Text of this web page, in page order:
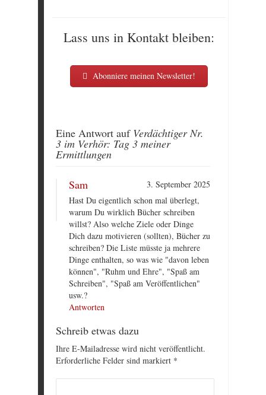
Lass uns in Kontakt bleiben:
Abonniere meinen Newsletter!
Eine Antwort auf Verdächtiger Nr.
3 im Verhör: Tag 3 meiner
Ermittlungen
Sam
3. September 2025
Hast Du eigentlich schon mal überlegt,
warum Du wirklich Bücher schreiben
willst? Also welche Ziele oder Dinge
Dich dazu motivieren (sollten), Bücher zu
schreiben? Die Liste müsste ja mehrere
Dinge enthalten, so was wie "davon leben
können", "Ruhm und Ehre", "Spaß am
Schreiben", "Spaß am Veröffentlichen"
usw.?
Antworten
Schreib etwas dazu
Ihre E-Mailadresse wird nicht veröffentlicht.
Erforderliche Felder sind markiert *